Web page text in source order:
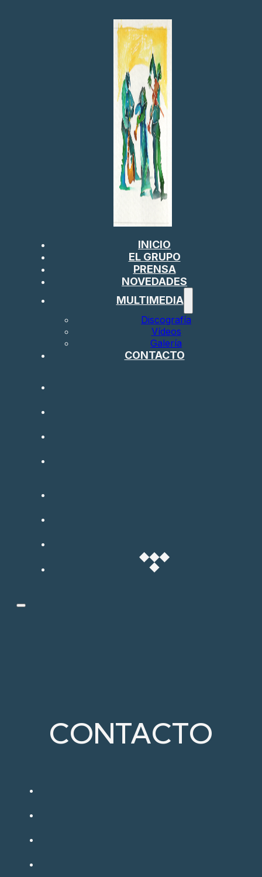
INICIO
EL GRUPO
PRENSA
NOVEDADES
MULTIMEDIA
Discografía
Vídeos
Galería
CONTACTO
CONTACTO